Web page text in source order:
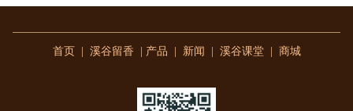
首页 溪谷留香 产品 新闻 溪谷课堂| 商城